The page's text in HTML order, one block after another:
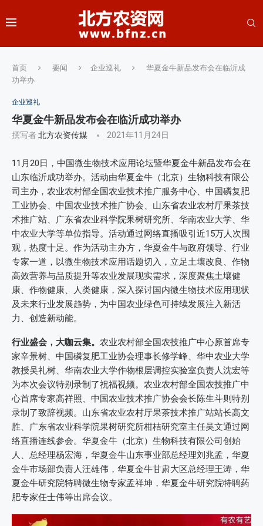
首页 要闻 企业巡礼
华夏金牛新品发布会在临沂成
功举办
企业巡礼
华夏金牛新品发布会在临沂成功举办
撰写者北方农资传媒 2021年11月24日
11月20日，中国微生物技术应用论坛暨华夏金牛新品发布会在
山东临沂成功举办。活动由华夏金牛（北京）生物科技有限公
司主办，农业农村部全国农业技术推广服务中心、中国磷复肥
工业协会、中国农业技术推广协会、山东省农业农村厅果茶技
术推广站、广东省农业科学院果树研究所、华南农业大学、华
中农业大学等单位指导。活动通过网络直播吸引近15万人次围
观，热度十足。作为活动主办方，华夏金牛与政府领导、行业
专家一道，以微生物技术应用话题切入，立足土壤改良、作物
高效营养与品质提升等农业发展现实需求，深度聚焦土壤健
康、作物健康、人类健康，深入探讨国内微生物技术应用现状
及未来行业发展趋势，为中国农业绿色可持续发展注入新活
力、创造新动能。
行业盛会，大咖云集。 农业农村部全国农技推广中心原首席专
家辛景树、中国磷复肥工业协会理事长修学峰、华中农业大学
教授吴礼树、华南农业大学作物根层调控实验室负责人沈宏等
为本次会议特别录制了祝福视频。农业农村部全国农技推广中
心首席专家高祥照、中国农业技术推广协会会长陈生斗则特别
录制了致辞视频。山东省农业农村厅果茶技术推广站站长高文
胜、广东省农业科学院果树研究所柑桔研究室主任吴文通过网
络直播连线参会。华夏金牛（北京）生物科技有限公司创始
人、总经理杨宏海，华夏金牛山东事业部总经理刘兆孟，华夏
金牛市场部负责人汪雄伟，华夏金牛甘肃大区总经理王涛，华
夏金牛研究院特聘微生物专家孟祥坤，华夏金牛研究院特聘药
肥专家任士伟等出席会议。